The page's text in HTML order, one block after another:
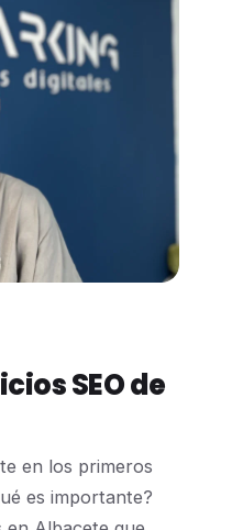
SEO de
en los primeros
es importante?